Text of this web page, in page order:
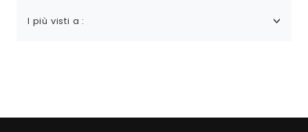
I più visti a :